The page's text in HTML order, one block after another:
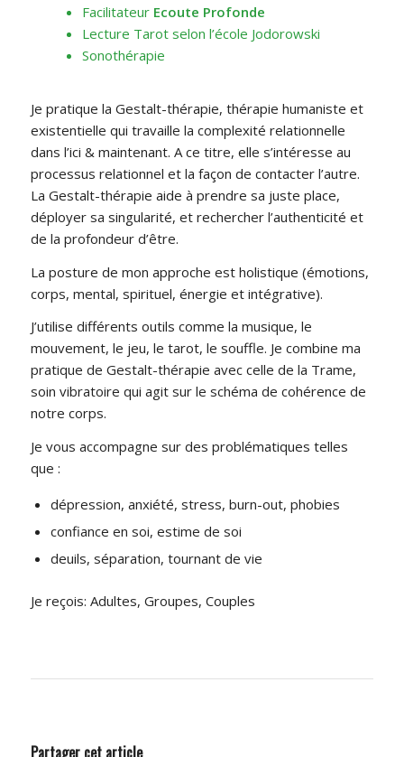
Facilitateur Ecoute Profonde
Lecture Tarot selon l’école Jodorowski
Sonothérapie
Je pratique la Gestalt-thérapie, thérapie humaniste et
existentielle qui travaille la complexité relationnelle
dans l’ici & maintenant. A ce titre, elle s’intéresse au
processus relationnel et la façon de contacter l’autre.
La Gestalt-thérapie aide à prendre sa juste place,
déployer sa singularité, et rechercher l’authenticité et
de la profondeur d’être.
La posture de mon approche est holistique (émotions,
corps, mental, spirituel, énergie et intégrative).
J’utilise différents outils comme la musique, le
mouvement, le jeu, le tarot, le souffle. Je combine ma
pratique de Gestalt-thérapie avec celle de la Trame,
soin vibratoire qui agit sur le schéma de cohérence de
notre corps.
Je vous accompagne sur des problématiques telles
que :
dépression, anxiété, stress, burn-out, phobies
confiance en soi, estime de soi
deuils, séparation, tournant de vie
Je reçois: Adultes, Groupes, Couples
Partager cet article